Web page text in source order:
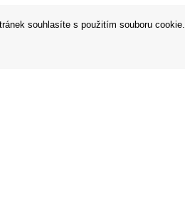
souhlasíte s použitím souboru cookie.